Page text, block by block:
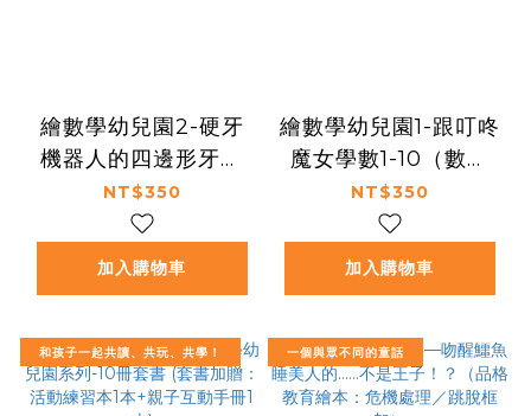
繪數學幼兒園2-硬牙
機器人的四邊形牙齒
（形狀）【數概念啟蒙
繪本】
NT$350
加入購物車
繪數學幼兒園1-跟叮咚
魔女學數1-10（數概
念）【數概念啟蒙繪
本】
NT$350
加入購物車
和孩子一起共讀、共玩、共學！ 一個與眾不同的童話